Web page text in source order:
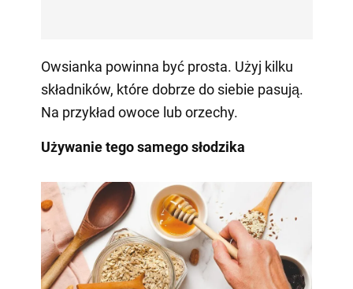
Owsianka powinna być prosta. Użyj kilku
składników, które dobrze do siebie pasują.
Na przykład owoce lub orzechy.
Używanie tego samego słodzika